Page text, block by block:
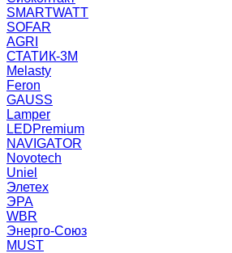
SMARTWATT
SOFAR
AGRI
СТАТИК-3М
Melasty
Feron
GAUSS
Lamper
LEDPremium
NAVIGATOR
Novotech
Uniel
Элетех
ЭРА
WBR
Энерго-Союз
MUST